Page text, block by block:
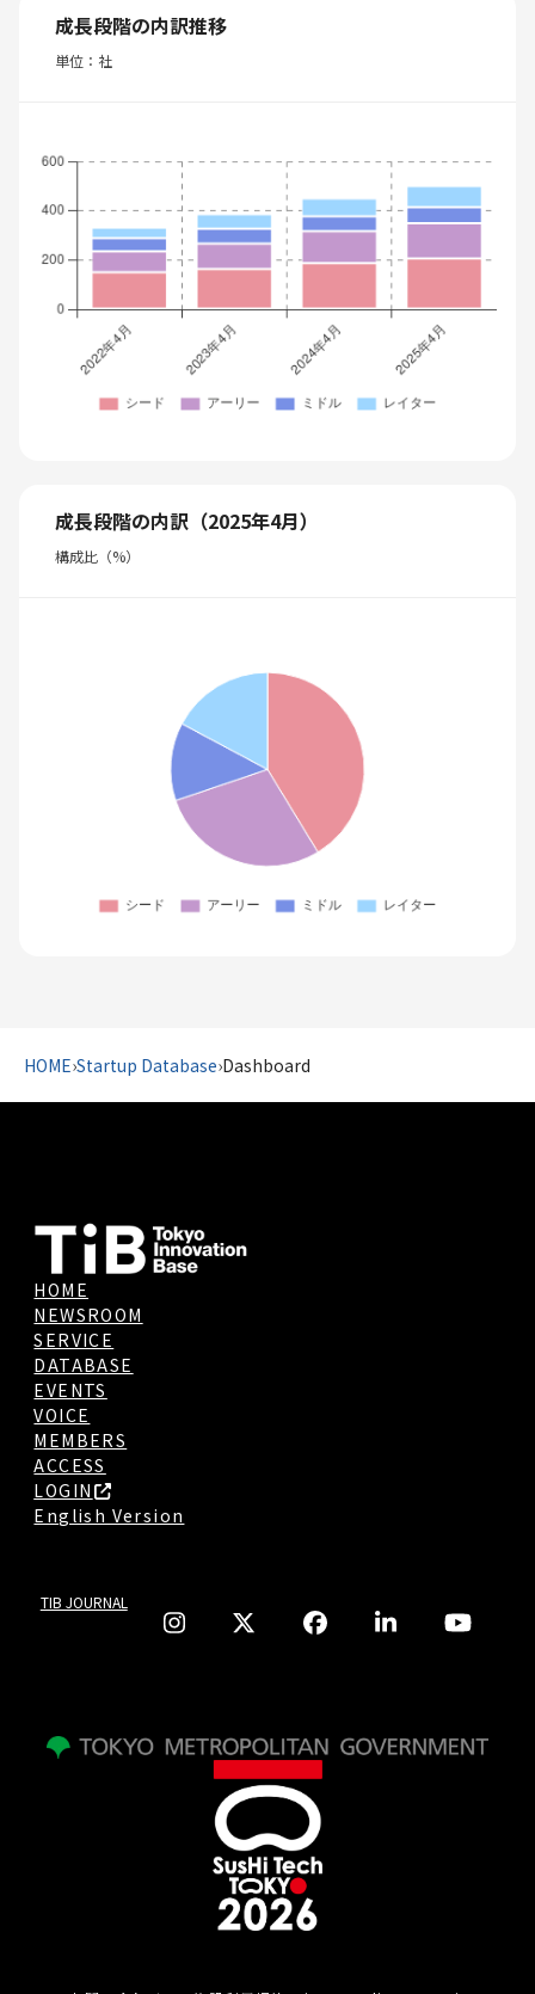
成長段階の内訳推移
単位：社
成長段階の内訳（2025年4月）
構成比（%）
HOME›Startup Database›Dashboard
HOME
NEWSROOM
SERVICE
DATABASE
EVENTS
VOICE
MEMBERS
ACCESS
LOGIN
English Version
TIB JOURNAL